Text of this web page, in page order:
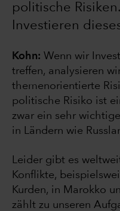
politische
Investieren
Kohn: Wenn wir
treffen, analysieren
themenorientierte
politische Risiko ist
zwar ein sehr
in Ländern wie
Leider gibt es
Konflikte,
Kurden, in Marokko
zählt zu unseren